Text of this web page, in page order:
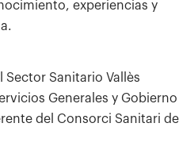
experiencias y
Sanitario Vallès
Generales y Gobierno
del Consorci Sanitari de